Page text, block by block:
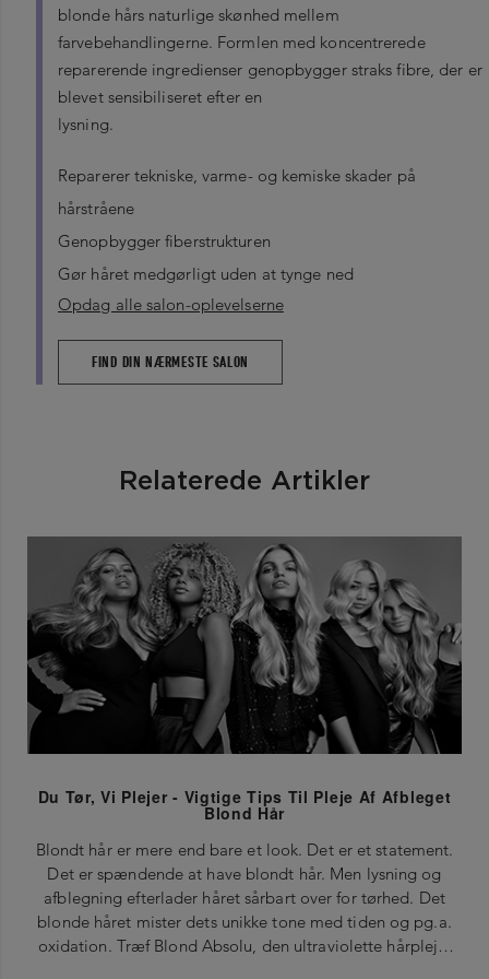
Magnesium Acetate - Glycerin - Sodium Hyaluronate -
Tocopherol - Aspartic Acid - Glycine - Arginine - Glutamic
Acid - Phenoxyethanol - Leontopodium Alpinum Flower /
Leaf Extract - Fumaric Acid - Malva Sylvestris Flower Extract
/ Mallow Flower Extract - Potassium Sorbate - Parfum /
blonde hårs naturlige skønhed mellem
farvebehandlingerne. Formlen med koncentrerede
reparerende ingredienser genopbygger straks fibre, der er
blevet sensibiliseret efter en
lysning.
Reparerer tekniske, varme- og kemiske skader på
hårstråene
Genopbygger fiberstrukturen
Gør håret medgørligt uden at tynge ned
Opdag alle salon-oplevelserne
FIND DIN NÆRMESTE SALON
Relaterede Artikler
Du Tør, Vi Plejer - Vigtige Tips Til Pleje Af Afbleget
Blond Hår
Blondt hår er mere end bare et look. Det er et statement.
Det er spændende at have blondt hår. Men lysning og
afblegning efterlader håret sårbart over for tørhed. Det
blonde håret mister dets unikke tone med tiden og pg.a.
oxidation. Træf Blond Absolu, den ultraviolette hårpleje,